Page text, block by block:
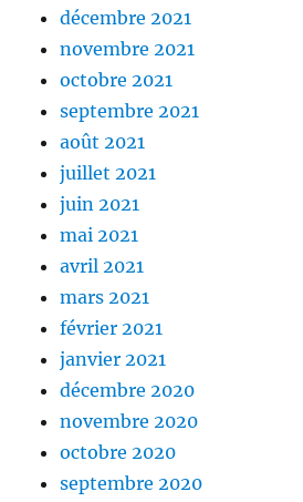
décembre 2021
novembre 2021
octobre 2021
septembre 2021
août 2021
juillet 2021
juin 2021
mai 2021
avril 2021
mars 2021
février 2021
janvier 2021
décembre 2020
novembre 2020
octobre 2020
septembre 2020